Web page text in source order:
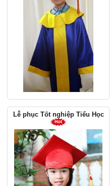
Lễ phục Tốt nghiệp Tiểu Học